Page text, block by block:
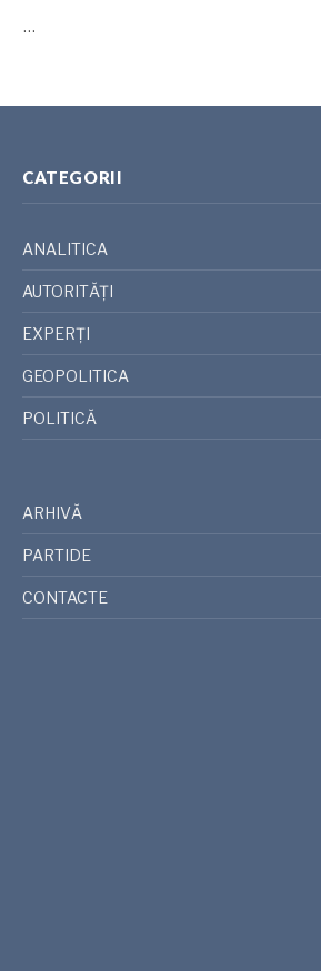
…
CATEGORII
ANALITICA
AUTORITĂȚI
EXPERȚI
GEOPOLITICA
POLITICĂ
ARHIVĂ
PARTIDE
CONTACTE